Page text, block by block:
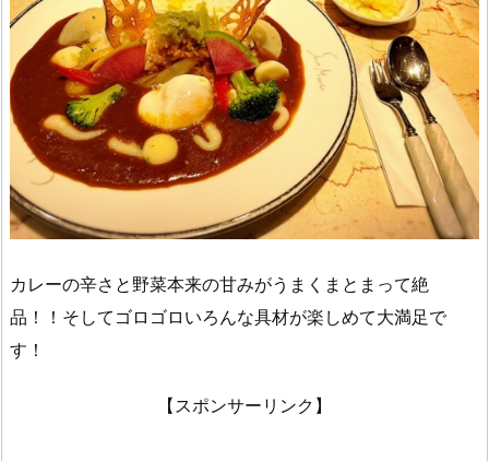
カレーの辛さと野菜本来の甘みがうまくまとまって絶
品！！そしてゴロゴロいろんな具材が楽しめて大満足で
す！
【スポンサーリンク】